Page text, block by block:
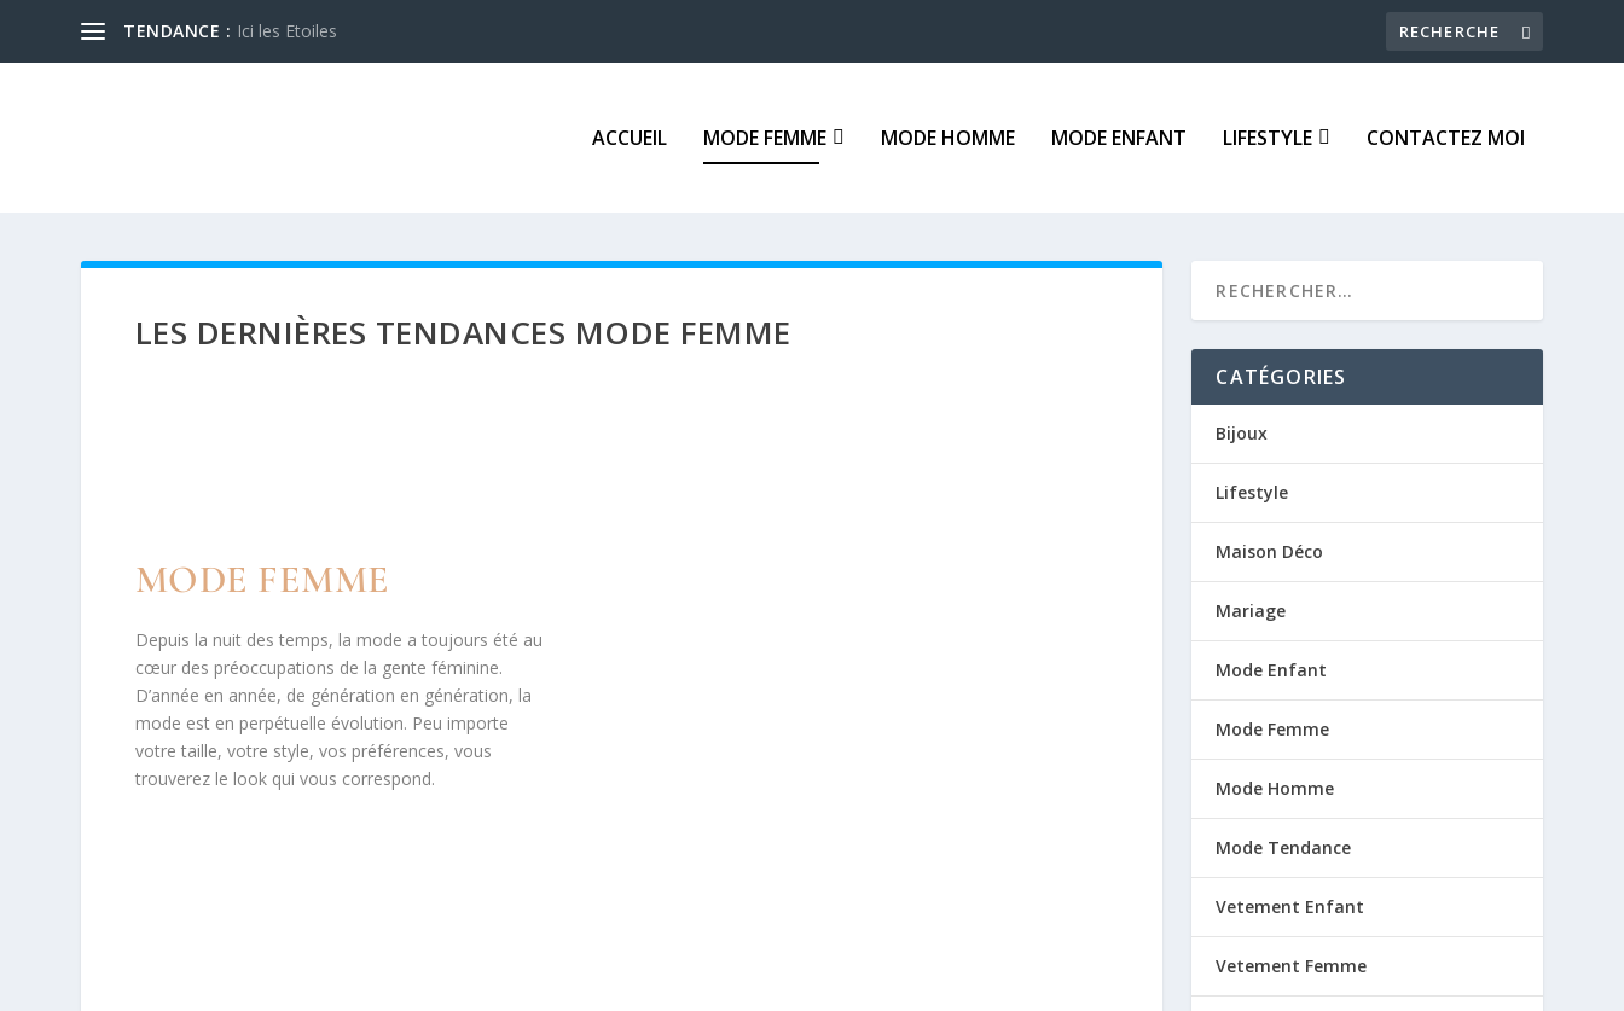
TENDANCE : Ici les Etoiles
ACCUEIL MODE FEMME MODE HOMME MODE ENFANT LIFESTYLE CONTACTEZ MOI
LES DERNIÈRES TENDANCES MODE FEMME
MODE FEMME
Depuis la nuit des temps, la mode a toujours été au
cœur des préoccupations de la gente féminine.
D’année en année, de génération en génération, la
mode est en perpétuelle évolution. Peu importe
votre taille, votre style, vos préférences, vous
trouverez le look qui vous correspond.
CATÉGORIES
Bijoux
Lifestyle
Maison Déco
Mariage
Mode Enfant
Mode Femme
Mode Homme
Mode Tendance
Vetement Enfant
Vetement Femme